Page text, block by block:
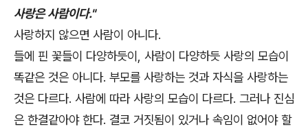
사랑은 사람이다."
사랑하지 않으면 사람이 아니다.
들에 핀 꽃들이 다양하듯이, 사람이 다양하듯 사랑의 모습이
똑같은 것은 아니다. 부모를 사랑하는 것과 자식을 사랑하는
것은 다르다. 사람에 따라 사랑의 모습이 다르다. 그러나 진심
은 한결같아야 한다. 결코 거짓됨이 있거나 속임이 없어야 할